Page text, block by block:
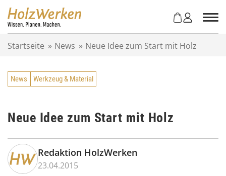
Startseite » News » Neue Idee zum Start mit Holz
News Werkzeug & Material
Neue Idee zum Start mit Holz
Redaktion HolzWerken
23.04.2015